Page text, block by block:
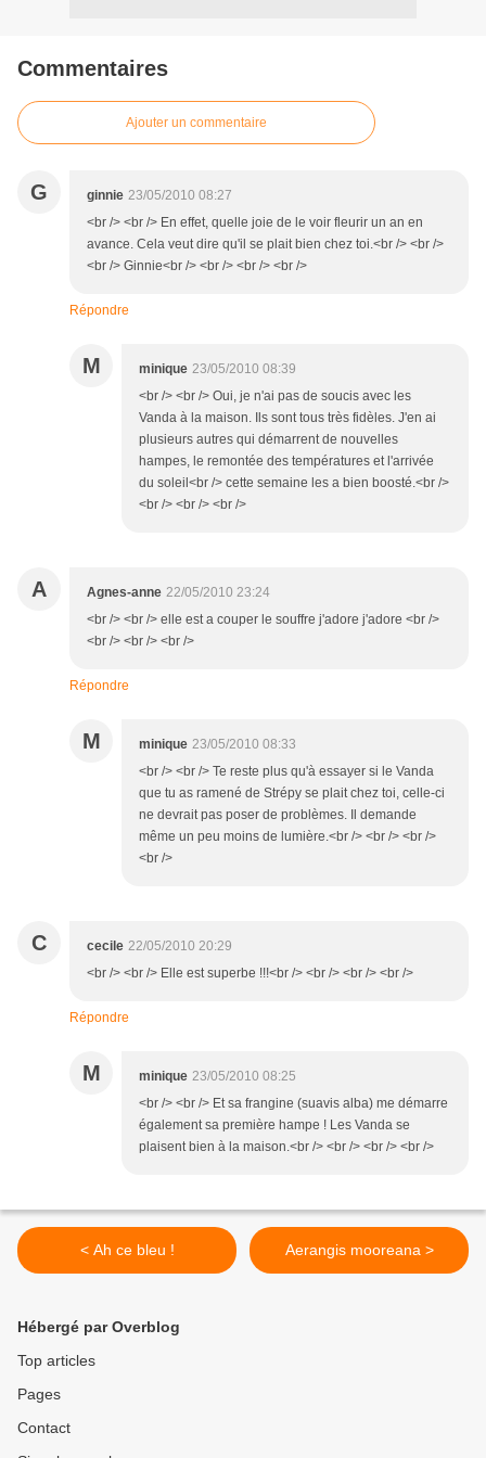
Commentaires
Ajouter un commentaire
G ginnie 23/05/2010 08:27
<br /> <br /> En effet, quelle joie de le voir fleurir un an en
avance. Cela veut dire qu'il se plait bien chez toi.<br /> <br />
<br /> Ginnie<br /> <br /> <br /> <br />
Répondre
M minique 23/05/2010 08:39
<br /> <br /> Oui, je n'ai pas de soucis avec les
Vanda à la maison. Ils sont tous très fidèles. J'en ai
plusieurs autres qui démarrent de nouvelles
hampes, le remontée des températures et l'arrivée
du soleil<br /> cette semaine les a bien boosté.<br />
<br /> <br /> <br />
A Agnes-anne 22/05/2010 23:24
<br /> <br /> elle est a couper le souffre j'adore j'adore <br />
<br /> <br /> <br />
Répondre
M minique 23/05/2010 08:33
<br /> <br /> Te reste plus qu'à essayer si le Vanda
que tu as ramené de Strépy se plait chez toi, celle-ci
ne devrait pas poser de problèmes. Il demande
même un peu moins de lumière.<br /> <br /> <br />
<br />
C cecile 22/05/2010 20:29
<br /> <br /> Elle est superbe !!!<br /> <br /> <br /> <br />
Répondre
M minique 23/05/2010 08:25
<br /> <br /> Et sa frangine (suavis alba) me démarre
également sa première hampe ! Les Vanda se
plaisent bien à la maison.<br /> <br /> <br /> <br />
< Ah ce bleu ! Aerangis mooreana >
Hébergé par Overblog
Top articles
Pages
Contact